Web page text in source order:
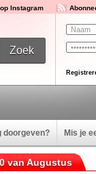
Instagram
doorgeven? Mis je
van Augustus